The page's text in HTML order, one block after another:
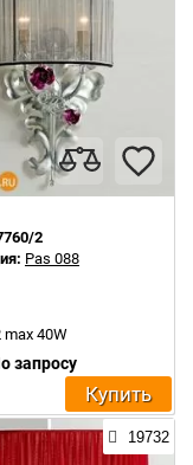
2
Pas 088
max 40W
запросу
Купить
19732